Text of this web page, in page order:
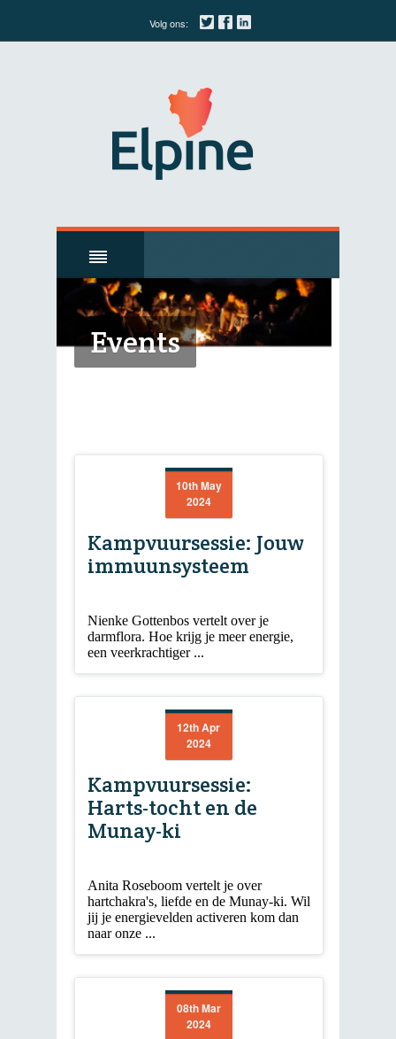
Volg ons:
Events
10th May
2024
Kampvuursessie: Jouw
immuunsysteem
Nienke Gottenbos vertelt over je
darmflora. Hoe krijg je meer energie,
een veerkrachtiger ...
12th Apr
2024
Kampvuursessie:
Harts-tocht en de
Munay-ki
Anita Roseboom vertelt je over
hartchakra's, liefde en de Munay-ki. Wil
jij je energievelden activeren kom dan
naar onze ...
08th Mar
2024